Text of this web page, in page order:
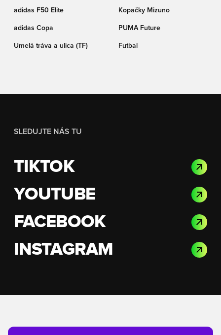
adidas F50 Elite Kopačky Mizuno
adidas Copa PUMA Future
Umelá tráva a ulica (TF) Futbal
SLEDUJTE NÁS TU
TIKTOK
YOUTUBE
FACEBOOK
INSTAGRAM